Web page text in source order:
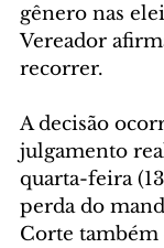
gênero nas
Vereador
recorrer.
A decisão
julgamento
quarta-feira
perda do
Corte também